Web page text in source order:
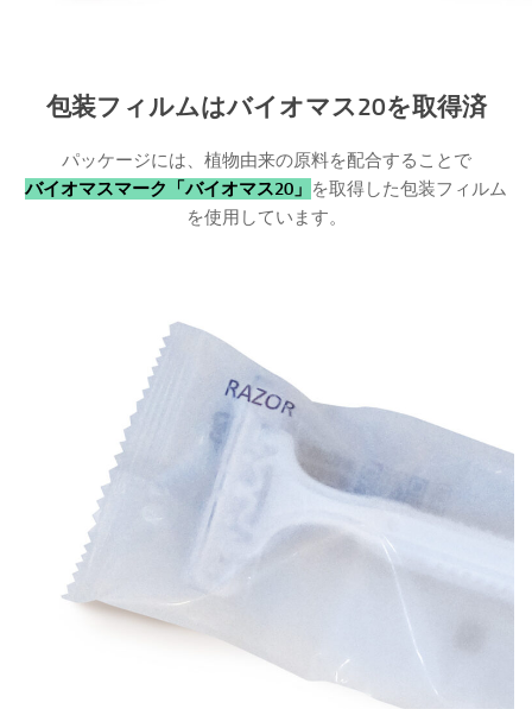
包装フィルムはバイオマス20を取得済
パッケージには、植物由来の原料を配合することで
バイオマスマーク「バイオマス20」 を取得した包装フィルム
を使用しています。